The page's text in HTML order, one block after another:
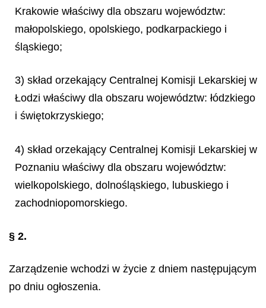
Krakowie właściwy dla obszaru województw:
małopolskiego, opolskiego, podkarpackiego i
śląskiego;
3) skład orzekający Centralnej Komisji Lekarskiej w
Łodzi właściwy dla obszaru województw: łódzkiego
i świętokrzyskiego;
4) skład orzekający Centralnej Komisji Lekarskiej w
Poznaniu właściwy dla obszaru województw:
wielkopolskiego, dolnośląskiego, lubuskiego i
zachodniopomorskiego.
§ 2.
Zarządzenie wchodzi w życie z dniem następującym
po dniu ogłoszenia.